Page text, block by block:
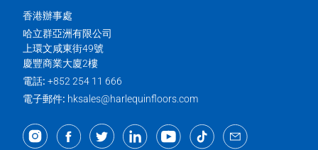
香港辦事處
哈立群亞洲有限公司
上環文咸東街49號
慶豐商業大廈2樓
電話: +852 254 11 666
電子郵件: hksales@harlequinfloors.com